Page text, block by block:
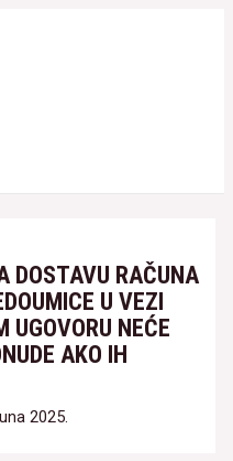
DOSTAVU RAČUNA
U VEZI
UGOVORU NEĆE
AKO IH
2025.